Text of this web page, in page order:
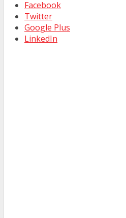
Facebook
Twitter
Google Plus
LinkedIn